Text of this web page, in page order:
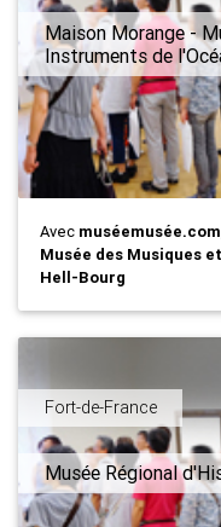
Maison Morange -
Instruments de
Avec muséemusée.com
Musée des Musiques
Hell-Bourg
Fort-de-France
Musée Régional